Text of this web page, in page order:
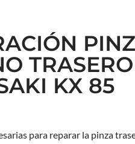
TRASERO
KX 85
para reparar la pinza